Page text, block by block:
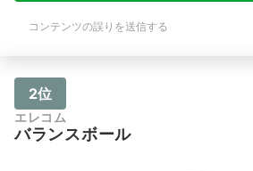
コンテンツの誤りを送信する
2位
エレコム
バランスボール